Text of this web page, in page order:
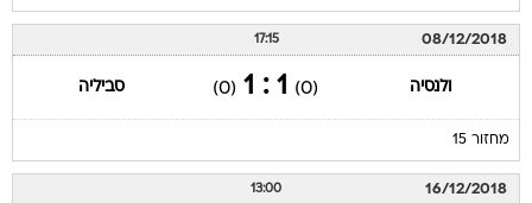
08/12/2018
17:15
ולנסיה (0)
1 : 1
(0) סביליה
מחזור 15
16/12/2018
13:00